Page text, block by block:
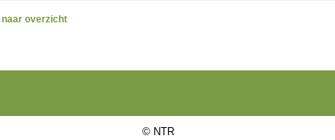
naar overzicht
© NTR